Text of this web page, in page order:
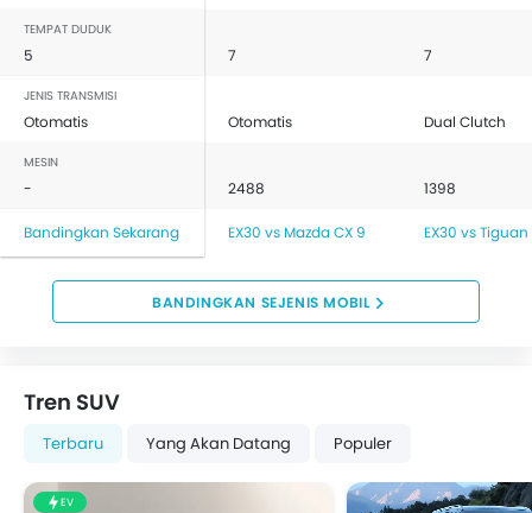
TEMPAT DUDUK
5 7 7
JENIS TRANSMISI
Otomatis Otomatis Dual Clutch
MESIN
- 2488 1398
Bandingkan Sekarang EX30 vs Mazda CX 9 EX30 vs
BANDINGKAN SEJENIS MOBIL
Tren SUV
Terbaru Yang Akan Datang Populer
EV